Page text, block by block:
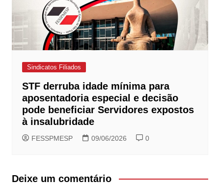
Sindicatos Filiados
STF derruba idade mínima para
aposentadoria especial e decisão
pode beneficiar Servidores expostos
à insalubridade
FESSPMESP 09/06/2026 0
Deixe um comentário